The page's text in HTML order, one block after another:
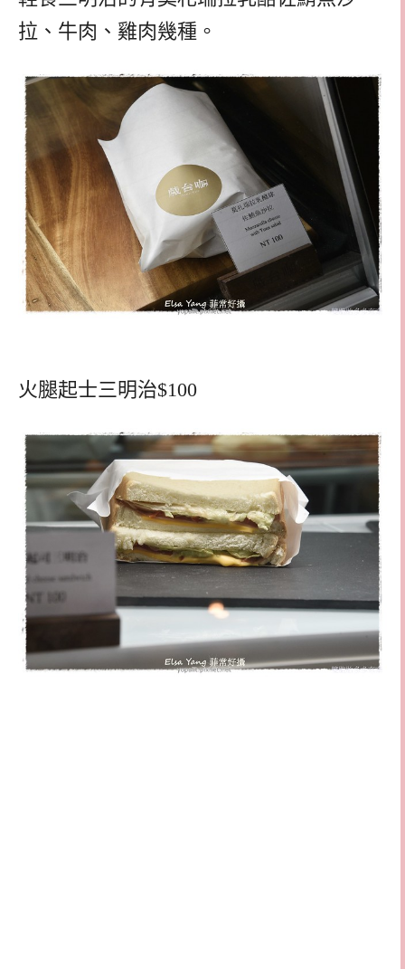
拉、牛肉、雞肉幾種。
火腿起士三明治$100